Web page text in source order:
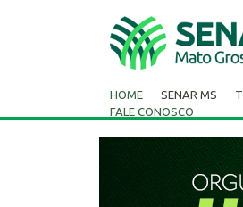
HOME SENAR MS
FALE CONOSCO